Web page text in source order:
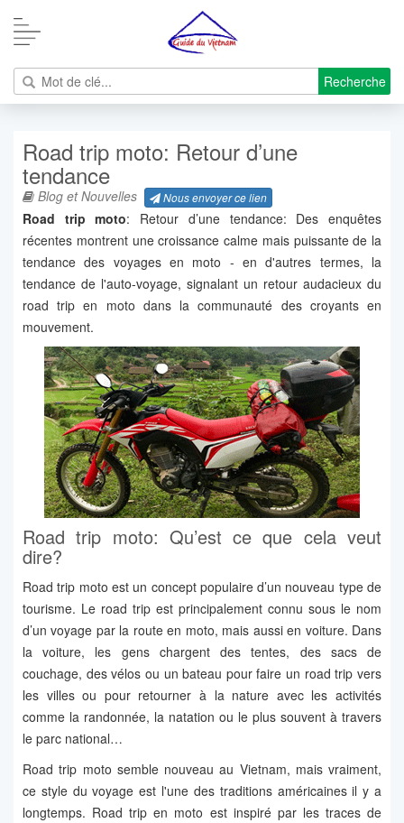
Recherche
Road trip moto: Retour d’une
tendance
Blog et Nouvelles Nous envoyer ce lien
Road trip moto: Retour d’une tendance: Des enquêtes
récentes montrent une croissance calme mais puissante de la
tendance des voyages en moto - en d'autres termes, la
tendance de l'auto-voyage, signalant un retour audacieux du
road trip en moto dans la communauté des croyants en
mouvement.
Road trip moto: Qu’est ce que cela veut
dire?
Road trip moto est un concept populaire d’un nouveau type de
tourisme. Le road trip est principalement connu sous le nom
d’un voyage par la route en moto, mais aussi en voiture. Dans
la voiture, les gens chargent des tentes, des sacs de
couchage, des vélos ou un bateau pour faire un road trip vers
les villes ou pour retourner à la nature avec les activités
comme la randonnée, la natation ou le plus souvent à travers
le parc national…
Road trip moto semble nouveau au Vietnam, mais vraiment,
ce style du voyage est l'une des traditions américaines il y a
longtemps. Road trip en moto est inspiré par les traces de